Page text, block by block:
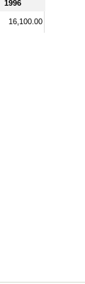
1996
16,100.00